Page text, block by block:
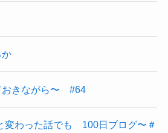
おきながら〜 #64
変わった話でも 100日ブログ〜＃